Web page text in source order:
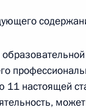
г. № 268-ФЗ
«О пробации в
11 настоящей